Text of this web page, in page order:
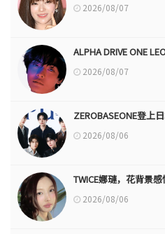
2026/08/07
ALPHA DRIVE ONE
2026/08/07
ZEROBASEONE登上
2026/08/06
TWICE娜璉，花背景
2026/08/06